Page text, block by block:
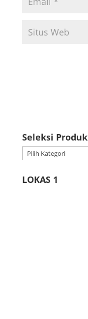
Seleksi Produk
Seleksi
Produk
LOKAS 1